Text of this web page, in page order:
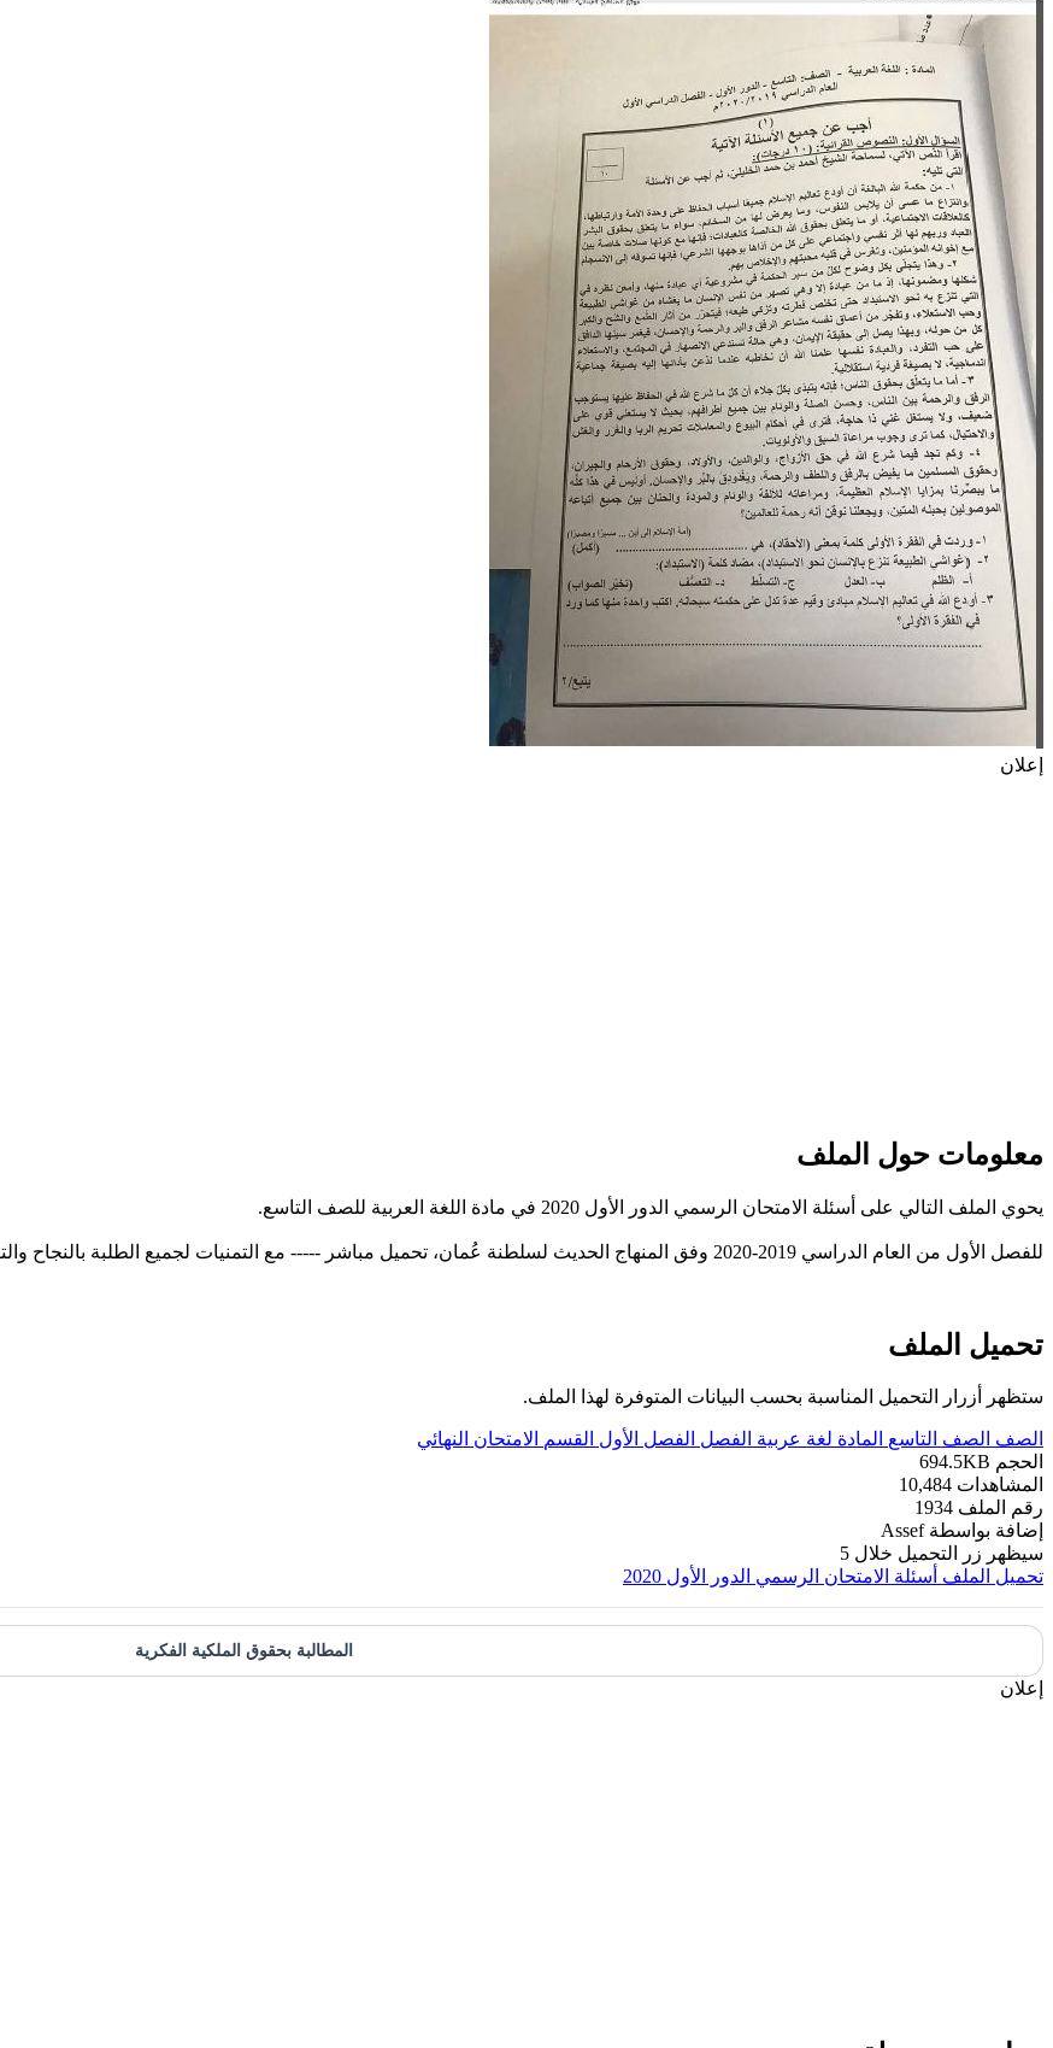
إعلان
معلومات حول الملف
يحوي الملف التالي على أسئلة الامتحان الرسمي الدور الأول 2020 في مادة اللغة العربية للصف التاسع.
للفصل الأول من العام الدراسي 2019-2020 وفق المنهاج الحديث لسلطنة عُمان، تحميل مباشر ----- مع التمنيات لجميع الطلبة بالنجاح والتفوق.
تحميل الملف
ستظهر أزرار التحميل المناسبة بحسب البيانات المتوفرة لهذا الملف.
الصف الصف التاسع المادة لغة عربية الفصل الفصل الأول القسم الامتحان النهائي
الحجم 694.5KB
المشاهدات 10,484
رقم الملف 1934
إضافة بواسطة Assef
سيظهر زر التحميل خلال 5
تحميل الملف أسئلة الامتحان الرسمي الدور الأول 2020
المطالبة بحقوق الملكية الفكرية
إعلان